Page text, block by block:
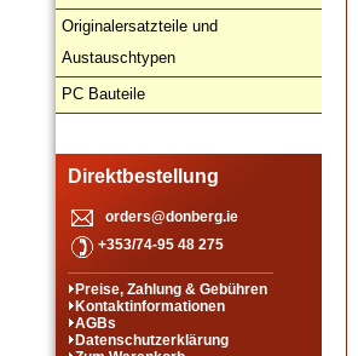
Originalersatzteile und
Austauschtypen
PC Bauteile
Direktbestellung
orders@donberg.ie
+353/74-95 48 275
Preise, Zahlung & Gebühren
Kontaktinformationen
AGBs
Datenschutzerklärung